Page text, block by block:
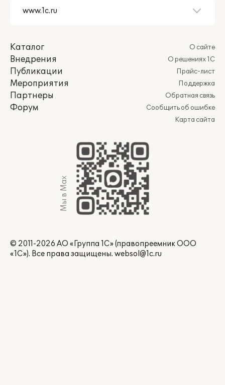
Каталог
Внедрения
Публикации
Мероприятия
Партнеры
Форум
О сайте
О решениях 1С
Прайс-лист
Поддержка
Обратная связь
Сообщить об ошибке
Карта сайта
Мы в Max
© 2011-2026 АО «Группа 1С» (правопреемник ООО
«1С»). Все права защищены. websol@1c.ru